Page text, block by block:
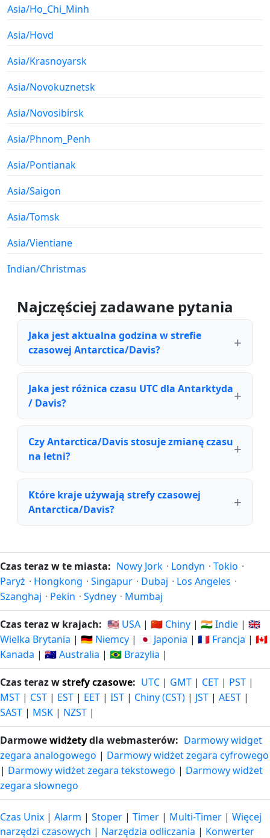
Asia/Ho_Chi_Minh
Asia/Hovd
Asia/Krasnoyarsk
Asia/Novokuznetsk
Asia/Novosibirsk
Asia/Phnom_Penh
Asia/Pontianak
Asia/Saigon
Asia/Tomsk
Asia/Vientiane
Indian/Christmas
Najczęściej zadawane pytania
Jaka jest aktualna godzina w strefie
czasowej Antarctica/Davis?
Jaka jest różnica czasu UTC dla Antarktyda
/ Davis?
Czy Antarctica/Davis stosuje zmianę czasu
na letni?
Które kraje używają strefy czasowej
Antarctica/Davis?
Czas teraz w te miasta: Nowy Jork · Londyn · Tokio ·
Paryż · Hongkong · Singapur · Dubaj · Los Angeles ·
Szanghaj · Pekin · Sydney · Mumbaj
Czas teraz w krajach: 🇺🇸 USA | 🇨🇳 Chiny | 🇮🇳 Indie | 🇬🇧
Wielka Brytania | 🇩🇪 Niemcy | 🇯🇵 Japonia | 🇫🇷 Francja | 🇨🇦
Kanada | 🇦🇺 Australia | 🇧🇷 Brazylia |
Czas teraz wstrefy czasowe: UTC | GMT | CET | PST |
MST | CST | EST | EET | IST | Chiny (CST) | JST | AEST |
SAST | MSK | NZST |
Darmowewidżetydla webmasterów: Darmowy widget
zegara analogowego | Darmowy widżet zegara cyfrowego
| Darmowy widżet zegara tekstowego | Darmowy widżet
zegara słownego
Czas Unix | Alarm | Stoper | Timer | Multi-Timer | Więcej
narzędzi czasowych | Narzędzia odliczania | Konwerter